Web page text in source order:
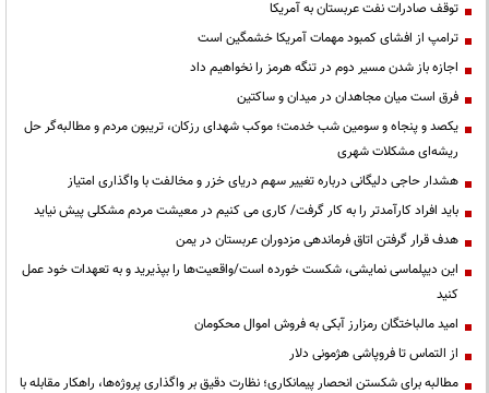
توقف صادرات نفت عربستان به آمریکا
ترامپ از افشای کمبود مهمات آمریکا خشمگین است
اجازه باز شدن مسیر دوم در تنگه هرمز را نخواهیم داد
فرق است میان مجاهدان در میدان و ساکتین
یکصد و پنجاه و سومین شب خدمت؛ موکب شهدای رزکان، تریبون مردم و مطالبه‌گر حل
ریشه‌ای مشکلات شهری
هشدار حاجی دلیگانی درباره تغییر سهم دریای خزر و مخالفت با واگذاری امتیاز
باید افراد کارآمدتر را به کار گرفت/ کاری می کنیم در معیشت مردم مشکلی پیش نیاید
هدف قرار گرفتن اتاق‌ فرماندهی مزدوران عربستان در یمن
این دیپلماسی نمایشی، شکست خورده است/واقعیت‌ها را بپذیرید و به تعهدات خود عمل
کنید
امید مالباختگان رمزارز آبکی به فروش اموال محکومان
از التماس تا فروپاشی هژمونی دلار
مطالبه برای شکستن انحصار پیمانکاری؛ نظارت دقیق بر واگذاری پروژه‌ها، راهکار مقابله با